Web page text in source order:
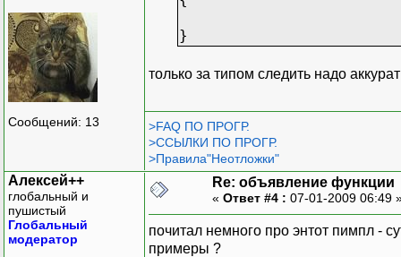
Сообщений: 13
}
только за типом следить надо
>FAQ ПО ПРОГР.
>ССЫЛКИ ПО ПРОГР.
>Правила"Неотложки"
Алексей++
глобальный и
пушистый
Глобальный
модератор
Re: объявление функции
« Ответ #4 : 07-01-2009 06:49
почитал немного про энтот пимпл -
примеры ?